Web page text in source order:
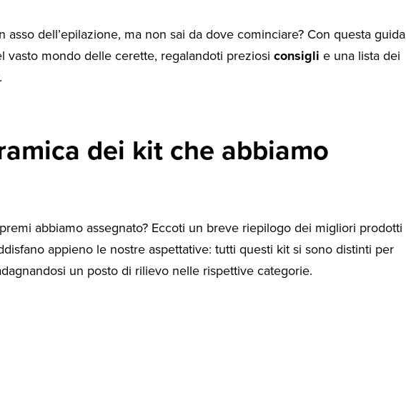
dell’epilazione, ma non sai da dove cominciare? Con questa guida
vasto mondo delle cerette, regalandoti preziosi consigli e una lista dei
.
dei kit che abbiamo
abbiamo assegnato? Eccoti un breve riepilogo dei migliori prodotti
appieno le nostre aspettative: tutti questi kit si sono distinti per
un posto di rilievo nelle rispettive categorie.